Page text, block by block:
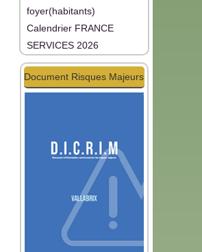
foyer(habitants)
Calendrier FRANCE
SERVICES 2026
Document Risques Majeurs